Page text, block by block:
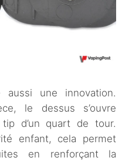
une innovation.
le dessus s’ouvre
d’un quart de tour.
enfant, cela permet
en renforçant la